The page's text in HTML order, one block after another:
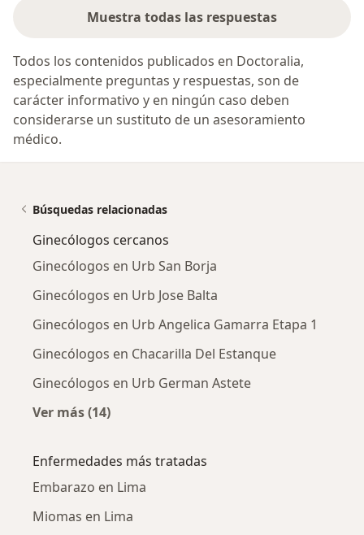
Muestra todas las respuestas
Todos los contenidos publicados en Doctoralia,
especialmente preguntas y respuestas, son de
carácter informativo y en ningún caso deben
considerarse un sustituto de un asesoramiento
médico.
Búsquedas relacionadas
Ginecólogos cercanos
Ginecólogos en Urb San Borja
Ginecólogos en Urb Jose Balta
Ginecólogos en Urb Angelica Gamarra Etapa 1
Ginecólogos en Chacarilla Del Estanque
Ginecólogos en Urb German Astete
Ver más (14)
Enfermedades más tratadas
Embarazo en Lima
Miomas en Lima